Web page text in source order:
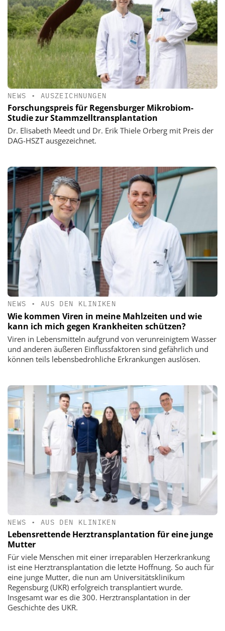
NEWS • AUSZEICHNUNGEN
Forschungspreis für Regensburger Mikrobiom-
Studie zur Stammzelltransplantation
Dr. Elisabeth Meedt und Dr. Erik Thiele Orberg mit Preis der
DAG-HSZT ausgezeichnet.
NEWS • AUS DEN KLINIKEN
Wie kommen Viren in meine Mahlzeiten und wie
kann ich mich gegen Krankheiten schützen?
Viren in Lebensmitteln aufgrund von verunreinigtem Wasser
und anderen äußeren Einflussfaktoren sind gefährlich und
können teils lebensbedrohliche Erkrankungen auslösen.
NEWS • AUS DEN KLINIKEN
Lebensrettende Herztransplantation für eine junge
Mutter
Für viele Menschen mit einer irreparablen Herzerkrankung
ist eine Herztransplantation die letzte Hoffnung. So auch für
eine junge Mutter, die nun am Universitätsklinikum
Regensburg (UKR) erfolgreich transplantiert wurde.
Insgesamt war es die 300. Herztransplantation in der
Geschichte des UKR.